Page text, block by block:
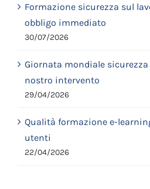
Formazione sicurezza sul
obbligo immediato
30/07/2026
Giornata mondiale
nostro intervento
29/04/2026
Qualità formazione e-
utenti
22/04/2026